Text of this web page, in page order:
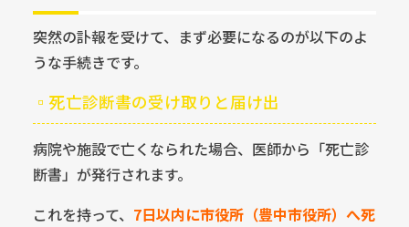
突然の訃報を受けて、まず必要になるのが以下のよ
うな手続きです。
▫️死亡診断書の受け取りと届け出
病院や施設で亡くなられた場合、医師から「死亡診
断書」が発行されます。
これを持って、 7日以内に市役所（豊中市役所）へ死